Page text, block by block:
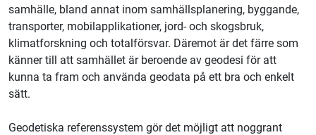
samhälle, bland annat inom samhällsplanering, byggande,
transporter, mobilapplikationer, jord- och skogsbruk,
klimatforskning och totalförsvar. Däremot är det färre som
känner till att samhället är beroende av geodesi för att
kunna ta fram och använda geodata på ett bra och enkelt
sätt.
Geodetiska referenssystem gör det möjligt att noggrant